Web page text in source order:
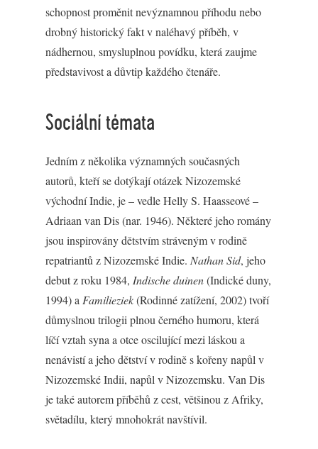
schopnost proměnit nevýznamnou příhodu nebo
drobný historický fakt v naléhavý příběh, v
nádhernou, smysluplnou povídku, která zaujme
představivost a důvtip každého čtenáře.
Sociální témata
Jedním z několika významných současných
autorů, kteří se dotýkají otázek Nizozemské
východní Indie, je – vedle Helly S. Haasseové –
Adriaan van Dis (nar. 1946). Některé jeho romány
jsou inspirovány dětstvím stráveným v rodině
repatriantů z Nizozemské Indie. Nathan Sid, jeho
debut z roku 1984, Indische duinen(Indické duny,
1994) a Familieziek(Rodinné zatížení, 2002) tvoří
důmyslnou trilogii plnou černého humoru, která
líčí vztah syna a otce oscilující mezi láskou a
nenávistí a jeho dětství v rodině s kořeny napůl v
Nizozemské Indii, napůl v Nizozemsku. Van Dis
je také autorem příběhů z cest, většinou z Afriky,
světadílu, který mnohokrát navštívil.